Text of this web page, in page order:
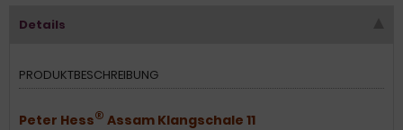
Details
PRODUKTBESCHREIBUNG
Peter Hess® Assam Klangschale 11